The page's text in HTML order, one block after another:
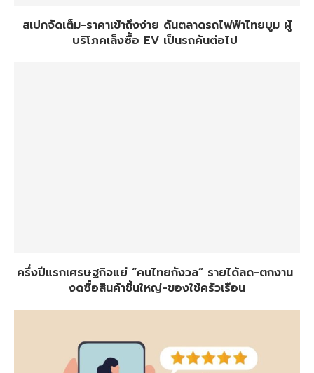
สเปกจัดเต็ม-ราคาเข้าถึงง่าย ดันตลาดรถไฟฟ้าไทยบูม ผู้
บริโภคเล็งซื้อ EV เป็นรถคันต่อไป
ครึ่งปีแรกเศรษฐกิจแย่ “คนไทยกังวล” รายได้ลด-ตกงาน
งดซื้อสินค้าชิ้นใหญ่-ของใช้ครัวเรือน